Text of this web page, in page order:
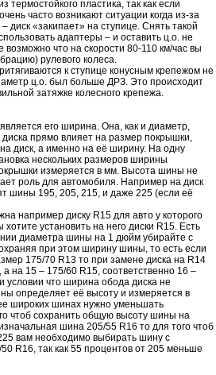
термостойкого пластика, так как если
часто возникают ситуации когда из-за
диск «закипает» на ступице. Снять такой
адаптеры – и оставить ц.о. не
что на скорости 80-110 км/час вы
рулевого колеса.
к ступице конусным крепежом не
ц.о. был больше ДРЗ. Это происходит
затяжке колесного крепежа.
его ширина. Она, как и диаметр,
прямо влияет на размер покрышки,
диск, а именно на её ширину. На одну
нескольких размеров ширины
измеряется в мм. Высота шины не
роль для автомобиля. Например на диск
шины 195, 205, 215, и даже 225 (если её
например диску R15 для авто у которого
установить на него диски R15. Есть
диаметра шины на 1 дюйм убирайте с
при этом ширину шины, то есть если
175/70 R13 то при замене диска на R14
на 15 – 175/60 R15, соответственно 16 –
условии что ширина обода диска не
определяет её высоту и измеряется в
широких шинах нужно уменьшать
чтоб сохранить общую высоту шины на
шина 205/55 R16 то для того чтоб
вам необходимо выбирать шину с
R16, так как 55 процентов от 205 меньше